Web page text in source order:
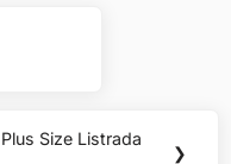
Size Listrada
❯